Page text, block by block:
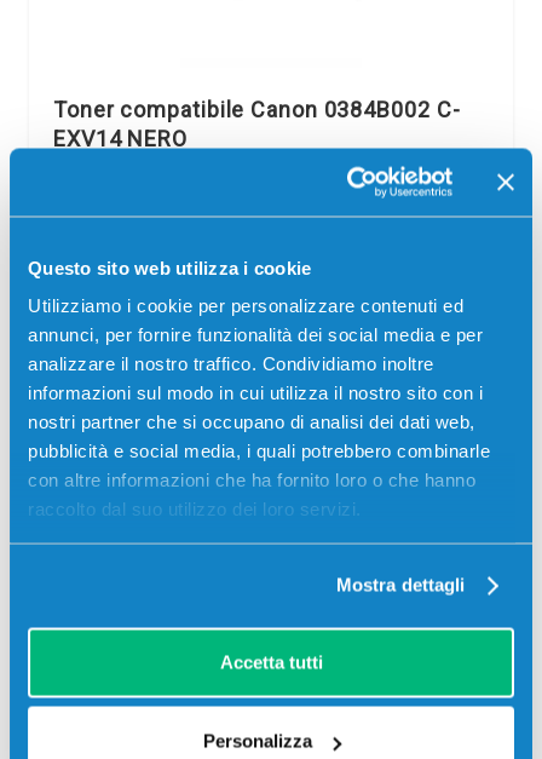
Questo sito web utilizza i cookie
Utilizziamo i cookie per personalizzare contenuti ed
annunci, per fornire funzionalità dei social media e per
analizzare il nostro traffico. Condividiamo inoltre
informazioni sul modo in cui utilizza il nostro sito con i
nostri partner che si occupano di analisi dei dati web,
pubblicità e social media, i quali potrebbero combinarle
con altre informazioni che ha fornito loro o che hanno
raccolto dal suo utilizzo dei loro servizi.
Mostra dettagli
Accetta tutti
Personalizza
Toner compatibile Canon 0384B002 C-
EXV14 NERO
Codice:0384B002.C
pagine per Stampanti: Canon IMAGERUNNER 2000,
Canon IMAGERUNNER 2016, Canon IMAGERUNNER 2018,
Canon IMAGERUNNER 2020, Canon IMAGERUNNER 2025,
…
25,00€
CONSEGNA IN 3-5 GIORNI
Aggiungi al carrello
00 16
ore
25
min
30
Più acquisti, più risparmi:Visita la pagina prodotto per